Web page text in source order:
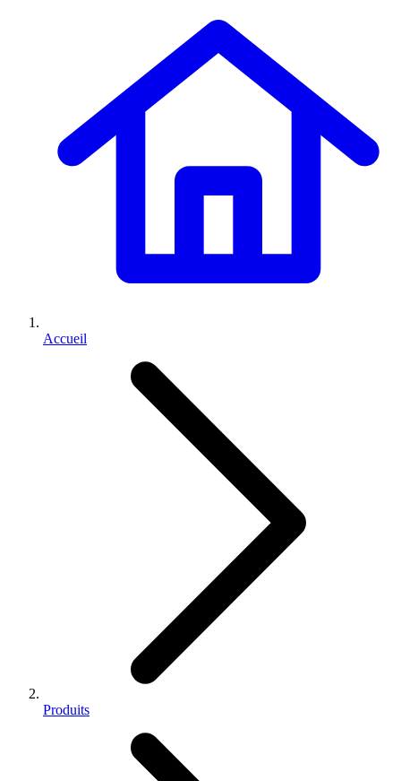
Accueil
Produits